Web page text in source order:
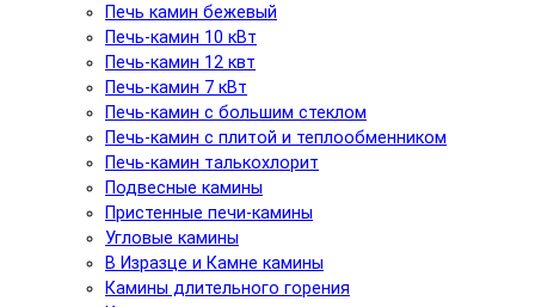
Печь камин бежевый
Печь-камин 10 кВт
Печь-камин 12 квт
Печь-камин 7 кВт
Печь-камин с большим стеклом
Печь-камин с плитой и теплообменником
Печь-камин талькохлорит
Подвесные камины
Пристенные печи-камины
Угловые камины
В Изразце и Камне камины
Камины длительного горения